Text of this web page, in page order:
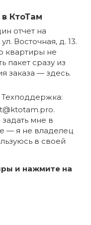
КтоТам
отчет на
Восточная, д. 13.
квартиры не
пакет сразу из
заказа — здесь.
Техподдержка:
мне в
— я не владелец
в своей
и нажмите на